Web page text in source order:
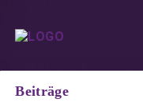
Beiträge